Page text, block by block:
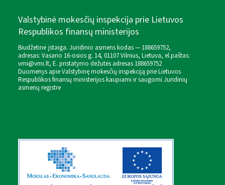
Valstybinė mokesčių inspekcija prie Lietuvos
Respublikos finansų ministerijos
Biudžetinė įstaiga. Juridinio asmens kodas — 188659752,
adresas: Vasario 16-osios g. 14, 01107 Vilnius, Lietuva, el.paštas:
vmi@vmi.lt, E. pristatymo dėžutės adresas 188659752
Duomenys apie Valstybinę mokesčių inspekciją prie Lietuvos
Respublikos finansų ministerijos kaupiami ir saugomi Juridinių
asmenų registre